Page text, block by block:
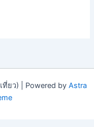
ที่ยว) | Powered by Astra